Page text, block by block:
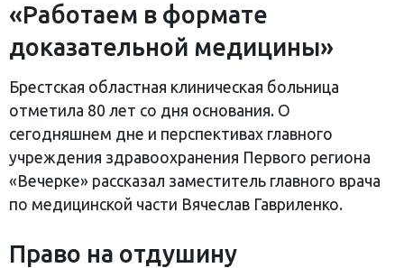
«Работаем в формате
доказательной медицины»
Брестская областная клиническая больница
отметила 80 лет со дня основания. О
сегодняшнем дне и перспективах главного
учреждения здравоохранения Первого региона
«Вечерке» рассказал заместитель главного врача
по медицинской части Вячеслав Гавриленко.
Право на отдушину